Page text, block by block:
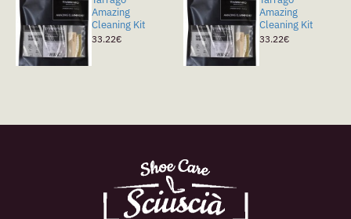
Amazing
Cleaning Kit
33.22€
Essenziale
13.42€
Amazing
Cleaning Kit
33.22€